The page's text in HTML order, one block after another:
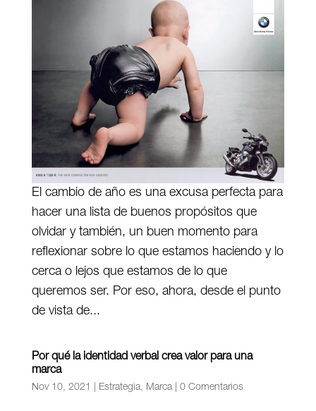
El cambio de año es una excusa perfecta para
hacer una lista de buenos propósitos que
olvidar y también, un buen momento para
reflexionar sobre lo que estamos haciendo y lo
cerca o lejos que estamos de lo que
queremos ser. Por eso, ahora, desde el punto
de vista de...
Por qué la identidad verbal crea valor para una
marca
Nov 10, 2021 Estrategia, Marca| 0 Comentarios